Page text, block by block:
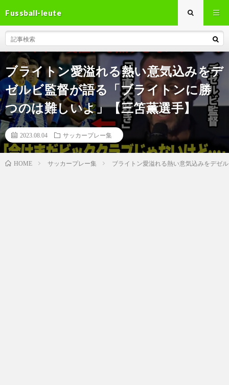
Fussball-leute
ブライトン愛溢れる熱い意気込みをデ
ゼルビ監督が語る「ブライトンに勝
つのは難しいよ」【三笘薫選手】
2023.08.04 サッカープレー集
HOME サッカープレー集 ブライトン愛溢れる熱い意気込みをデゼ